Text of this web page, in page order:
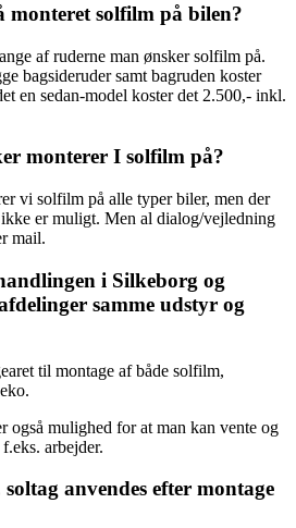
monteret solfilm på bilen?
af ruderne man ønsker solfilm på.
bagsideruder samt bagruden koster
en sedan-model koster det 2.500,- inkl.
monterer I solfilm på?
vi solfilm på alle typer biler, men der
er muligt. Men al dialog/vejledning
mail.
i Silkeborg og
samme udstyr og
til montage af både solfilm,
også mulighed for at man kan vente og
arbejder.
anvendes efter montage